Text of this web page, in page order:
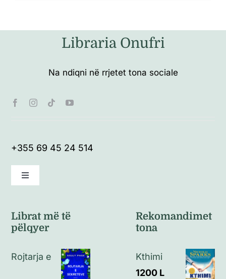
Libraria Onufri
Na ndiqni në rrjetet tona sociale
+355 69 45 24 514
Toggle
Politikat e kthimeve
Politikat e privatësisë
Librat më të
pëlqyer
Rojtarja e
Rekomandimet
tona
Kthimi
1200 L